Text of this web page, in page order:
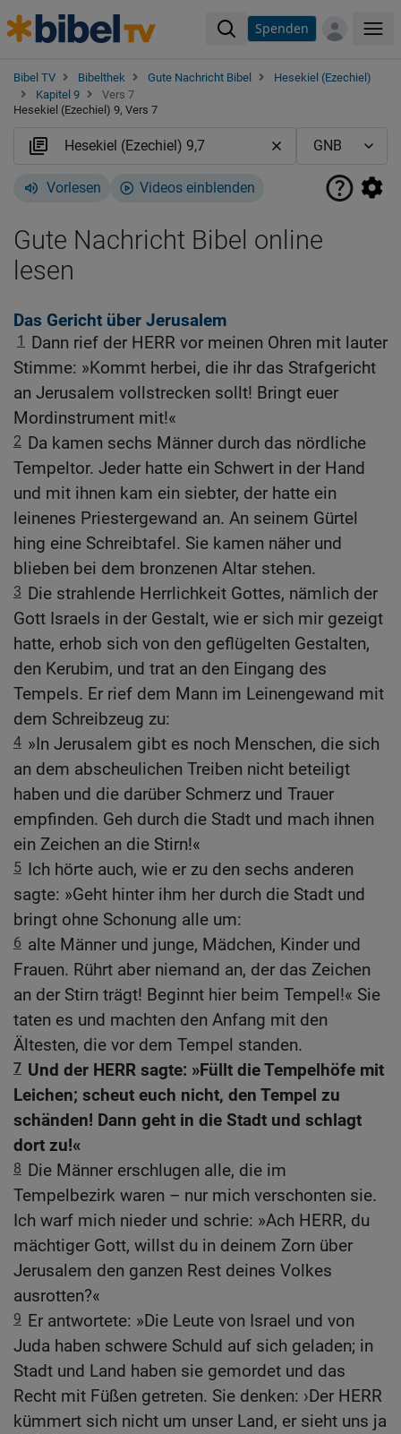
Spenden
Bibel TV Bibelthek Gute Nachricht Bibel
Hesekiel (Ezechiel)
Kapitel 9
Vers 7
Hesekiel (Ezechiel) 9, Vers 7
Vorlesen Videos einblenden
Gute Nachricht Bibel online
lesen
Das Gericht über Jerusalem
1
Dann rief der HERR vor meinen Ohren mit lauter
Stimme: »Kommt herbei, die ihr das Strafgericht
an Jerusalem vollstrecken sollt! Bringt euer
Mordinstrument mit!«
2 Da kamen sechs Männer durch das nördliche
Tempeltor. Jeder hatte ein Schwert in der Hand
und mit ihnen kam ein siebter, der hatte ein
leinenes Priestergewand an. An seinem Gürtel
hing eine Schreibtafel. Sie kamen näher und
blieben bei dem bronzenen Altar stehen.
3 Die strahlende Herrlichkeit Gottes, nämlich der
Gott Israels in der Gestalt, wie er sich mir gezeigt
hatte, erhob sich von den geflügelten Gestalten,
den Kerubim, und trat an den Eingang des
Tempels. Er rief dem Mann im Leinengewand mit
dem Schreibzeug zu:
4 »In Jerusalem gibt es noch Menschen, die sich
an dem abscheulichen Treiben nicht beteiligt
haben und die darüber Schmerz und Trauer
empfinden. Geh durch die Stadt und mach ihnen
ein Zeichen an die Stirn!«
5 Ich hörte auch, wie er zu den sechs anderen
sagte: »Geht hinter ihm her durch die Stadt und
bringt ohne Schonung alle um:
6 alte Männer und junge, Mädchen, Kinder und
Frauen. Rührt aber niemand an, der das Zeichen
an der Stirn trägt! Beginnt hier beim Tempel!« Sie
taten es und machten den Anfang mit den
Ältesten, die vor dem Tempel standen.
7 Und der HERR sagte: »Füllt die Tempelhöfe mit
Leichen; scheut euch nicht, den Tempel zu
schänden! Dann geht in die Stadt und schlagt
dort zu!«
8 Die Männer erschlugen alle, die im
Tempelbezirk waren – nur mich verschonten sie.
Ich warf mich nieder und schrie: »Ach HERR, du
mächtiger Gott, willst du in deinem Zorn über
Jerusalem den ganzen Rest deines Volkes
ausrotten?«
9 Er antwortete: »Die Leute von Israel und von
Juda haben schwere Schuld auf sich geladen; in
Stadt und Land haben sie gemordet und das
Recht mit Füßen getreten. Sie denken: ›Der HERR
kümmert sich nicht um unser Land, er sieht uns ja